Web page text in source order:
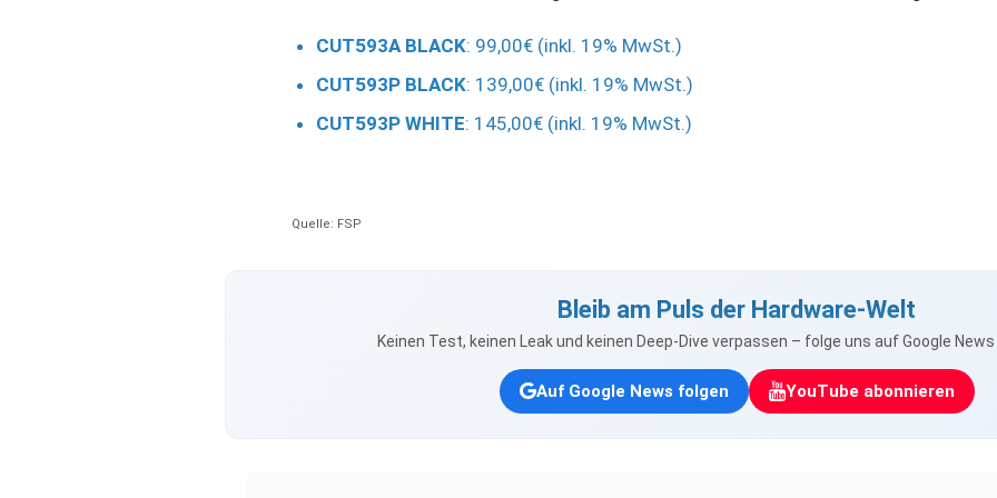
CUT593A BLACK: 99,00€ (inkl. 19% MwSt.)
CUT593P BLACK: 139,00€ (inkl. 19% MwSt.)
CUT593P WHITE: 145,00€ (inkl. 19% MwSt.)
Quelle: FSP
Bleib am Puls der Hardware-Welt
Keinen Test, keinen Leak und keinen Deep-Dive verpassen – folge uns auf Google
Auf Google News folgen YouTube abonnieren